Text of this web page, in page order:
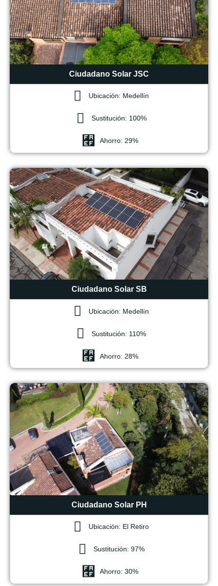
Ciudadano Solar JSC
Ubicación: Medellín
Sustitución: 100%
Ahorro: 29%
Ciudadano Solar SB
Ubicación: Medellín
Sustitución: 110%
Ahorro: 28%
Ciudadano Solar PH
Ubicación: El Retiro
Sustitución: 97%
Ahorro: 30%